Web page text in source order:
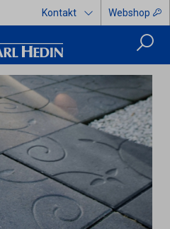
Kontakt Webshop